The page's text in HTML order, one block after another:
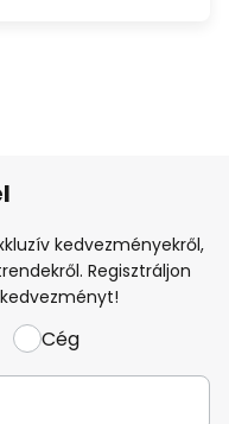
kedvezményekről,
Regisztráljon
Cég